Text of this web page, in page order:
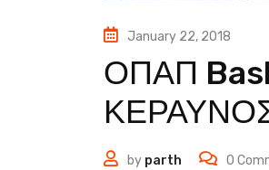
January 22, 2018
ΟΠΑΠ
ΚΕΡΑΥΝΟΣ
by parth 0